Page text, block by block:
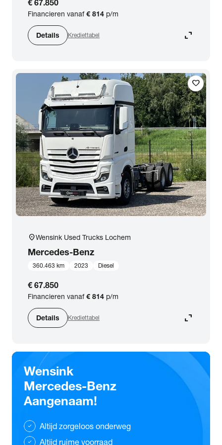
€ 67.850
Financieren vanaf€ 814 p/m
Details Krediettabel expand_content
favorite
location_onWensink Used Trucks Lochem
Mercedes-Benz
360.463 km 2023 Diesel
€ 67.850
Financieren vanaf€ 814 p/m
Details Krediettabel expand_content
Wensink
Mercedes-Benz
Aangenaam!
check Altijd zorgeloos onderweg
check Altijd ruime voorraad